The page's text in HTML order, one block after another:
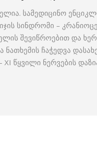
სამედიცინო
სინდრომი –
შევიწროებით და
ჩაჭედვა
XI წყვილი ნერვების